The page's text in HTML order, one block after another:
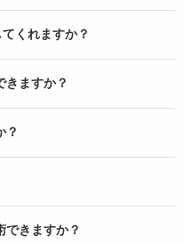
くれますか？
ますか？
？
きますか？